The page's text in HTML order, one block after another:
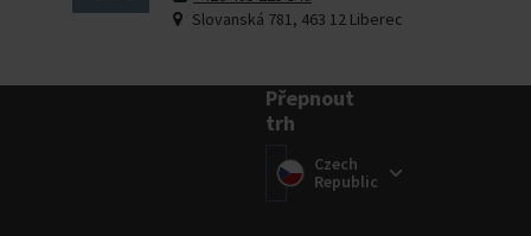
Slovanská 781, 463 12 Liberec
Přepnout
trh
Přepnout trh
(Czech
Republic